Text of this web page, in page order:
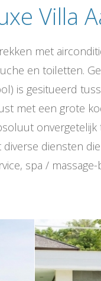
Villa
met
en toiletten.
is gesitueerd
met een grote
diensten
spa /